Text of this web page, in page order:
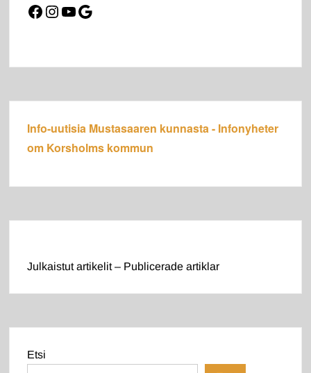
Facebook
Instagram
YouTube
Google
Info-uutisia Mustasaaren kunnasta - Infonyheter
om Korsholms kommun
Julkaistut artikelit – Publicerade artiklar
Etsi